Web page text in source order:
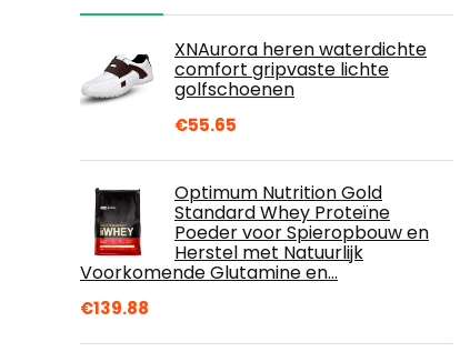
XNAurora heren waterdichte
comfort gripvaste lichte
golfschoenen
€55.65
Optimum Nutrition Gold
Standard Whey Proteïne
Poeder voor Spieropbouw en
Herstel met Natuurlijk
Voorkomende Glutamine en…
€139.88